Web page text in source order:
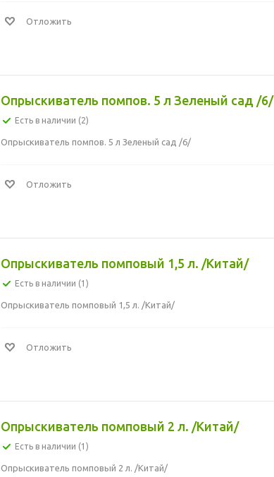
Отложить
Опрыскиватель помпов. 5 л Зеленый сад /6/
Есть в наличии (2)
Опрыскиватель помпов. 5 л Зеленый сад /6/
Отложить
Опрыскиватель помповый 1,5 л. /Китай/
Есть в наличии (1)
Опрыскиватель помповый 1,5 л. /Китай/
Отложить
Опрыскиватель помповый 2 л. /Китай/
Есть в наличии (1)
Опрыскиватель помповый 2 л. /Китай/